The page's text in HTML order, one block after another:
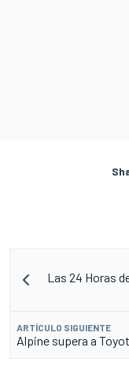
Las 24 Horas
ARTÍCULO SIGUIENTE
Alpine supera a